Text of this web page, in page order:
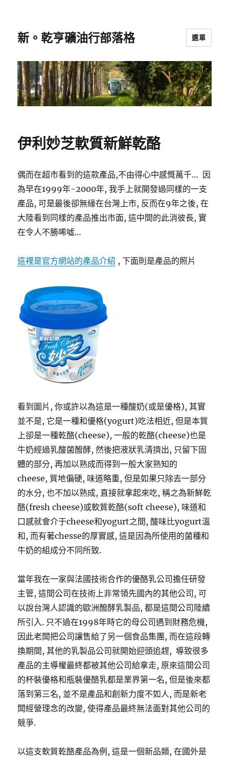
新。乾亨礦油行部落格 選單
伊利妙芝軟質新鮮乾酪
偶而在超市看到的這款產品,不由得心中感慨萬千… 因
為早在1999年-2000年, 我手上就開發過同樣的一支
產品, 可是最後卻無緣在台灣上市, 反而在9年之後, 在
大陸看到同樣的產品推出市面, 這中間的此消彼長, 實
在令人不勝唏噓…
這裡是官方網站的產品介紹 , 下面則是產品的照片
看到圖片, 你或許以為這是一種酸奶(或是優格), 其實
並不是, 它是一種和優格(yogurt)吃法相近, 但是本質
上卻是一種乾酪(cheese), 一般的乾酪(cheese)也是
牛奶經過乳酸菌醱酵, 然後把液狀乳清擠出, 只留下固
體的部分, 再加以熟成而得到一般大家熟知的
cheese, 質地偏硬, 味道略重, 但是如果只除去一部分
的水分, 也不加以熟成, 直接就拿起來吃, 稱之為新鮮乾
酪(fresh cheese)或軟質乾酪(soft cheese), 味道和
口感就會介于cheese和yogurt之間, 酸味比yogurt溫
和, 而有著chesse的厚實感, 這是因為所使用的菌種和
牛奶的組成分不同所致.
當年我在一家與法國技術合作的優酪乳公司擔任研發
主管, 這間公司在技術上非常領先國內的其他公司, 可
以說台灣人認識的歐洲醱酵乳製品, 都是這間公司陸續
所引入. 只不過在1998年時它的母公司遇到財務危機,
因此老闆把公司讓售給了另一個食品集團, 而在這段轉
換期間, 其他的乳製品公司就開始迎頭追趕, 導致很多
產品的主導權最終都被其他公司給拿走, 原來這間公司
的杯裝優格和瓶裝優酪乳都是業界第一名, 但是後來都
落到第三名, 並不是產品和創新力度不如人, 而是新老
闆經營理念的改變, 使得產品最終無法面對其他公司的
競爭.
以這支軟質乾酪產品為例, 這是一個新品類, 在國外是